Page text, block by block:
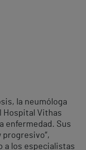
la neumóloga
Hospital Vithas
enfermedad. Sus
progresivo”,
a los especialistas